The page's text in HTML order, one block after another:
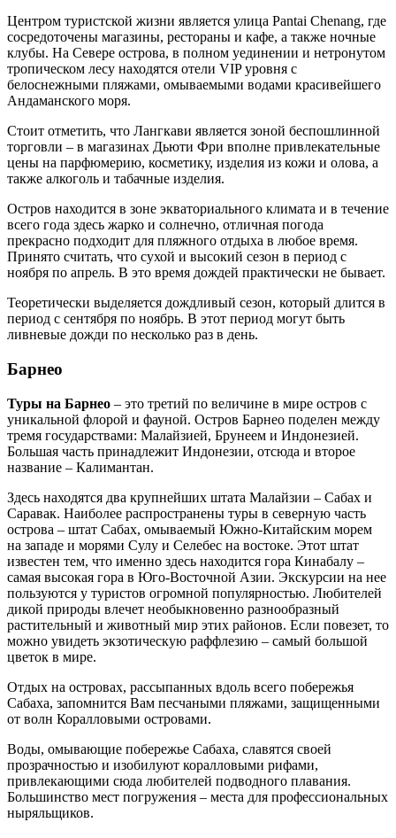
Центром туристской жизни является улица Pantai Chenang, где
сосредоточены магазины, рестораны и кафе, а также ночные
клубы. На Севере острова, в полном уединении и нетронутом
тропическом лесу находятся отели VIP уровня с
белоснежными пляжами, омываемыми водами красивейшего
Андаманского моря.
Стоит отметить, что Лангкави является зоной беспошлинной
торговли – в магазинах Дьюти Фри вполне привлекательные
цены на парфюмерию, косметику, изделия из кожи и олова, а
также алкоголь и табачные изделия.
Остров находится в зоне экваториального климата и в течение
всего года здесь жарко и солнечно, отличная погода
прекрасно подходит для пляжного отдыха в любое время.
Принято считать, что сухой и высокий сезон в период с
ноября по апрель. В это время дождей практически не бывает.
Теоретически выделяется дождливый сезон, который длится в
период с сентября по ноябрь. В этот период могут быть
ливневые дожди по несколько раз в день.
Барнео
Туры на Барнео – это третий по величине в мире остров с
уникальной флорой и фауной. Остров Барнео поделен между
тремя государствами: Малайзией, Брунеем и Индонезией.
Большая часть принадлежит Индонезии, отсюда и второе
название – Калимантан.
Здесь находятся два крупнейших штата Малайзии – Сабах и
Саравак. Наиболее распространены туры в северную часть
острова – штат Сабах, омываемый Южно-Китайским морем
на западе и морями Сулу и Селебес на востоке. Этот штат
известен тем, что именно здесь находится гора Кинабалу –
самая высокая гора в Юго-Восточной Азии. Экскурсии на нее
пользуются у туристов огромной популярностью. Любителей
дикой природы влечет необыкновенно разнообразный
растительный и животный мир этих районов. Если повезет, то
можно увидеть экзотическую раффлезию – самый большой
цветок в мире.
Отдых на островах, рассыпанных вдоль всего побережья
Сабаха, запомнится Вам песчаными пляжами, защищенными
от волн Коралловыми островами.
Воды, омывающие побережье Сабаха, славятся своей
прозрачностью и изобилуют коралловыми рифами,
привлекающими сюда любителей подводного плавания.
Большинство мест погружения – места для профессиональных
ныряльщиков.